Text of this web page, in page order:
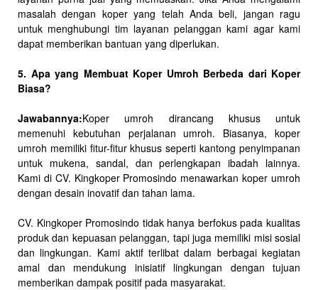
masalah dengan koper yang telah Anda beli, jangan ragu
untuk menghubungi tim layanan pelanggan kami agar kami
dapat memberikan bantuan yang diperlukan.
5. Apa yang Membuat Koper Umroh Berbeda dari Koper
Biasa?
Jawabannya:Koper umroh dirancang khusus untuk
memenuhi kebutuhan perjalanan umroh. Biasanya, koper
umroh memiliki fitur-fitur khusus seperti kantong penyimpanan
untuk mukena, sandal, dan perlengkapan ibadah lainnya.
Kami di CV. Kingkoper Promosindo menawarkan koper umroh
dengan desain inovatif dan tahan lama.
CV. Kingkoper Promosindo tidak hanya berfokus pada kualitas
produk dan kepuasan pelanggan, tapi juga memiliki misi sosial
dan lingkungan. Kami aktif terlibat dalam berbagai kegiatan
amal dan mendukung inisiatif lingkungan dengan tujuan
memberikan dampak positif pada masyarakat.